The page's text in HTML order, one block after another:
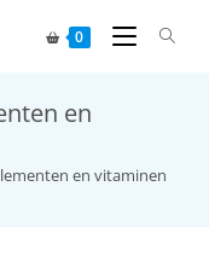
0
en
en vitaminen